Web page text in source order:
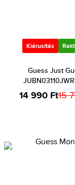
Kiárusítás
Guess Just
14 990 Ft15